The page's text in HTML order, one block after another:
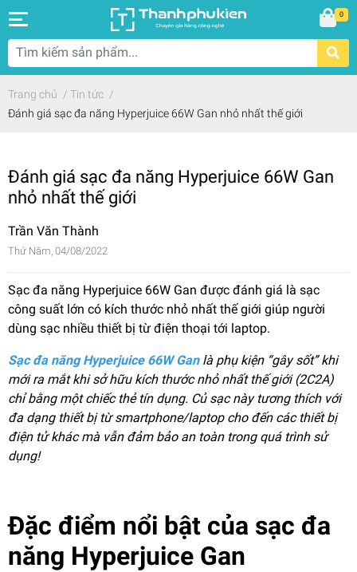
0
Trang chủ / Tin tức /
Đánh giá sạc đa năng Hyperjuice 66W Gan nhỏ nhất thế giới
Đánh giá sạc đa năng Hyperjuice 66W Gan
nhỏ nhất thế giới
Trần Văn Thành
Thứ Năm, 04/08/2022
Sạc đa năng Hyperjuice 66W Gan được đánh giá là sạc
công suất lớn có kích thước nhỏ nhất thế giới giúp người
dùng sạc nhiều thiết bị từ điện thoại tới laptop.
Sạc đa năng Hyperjuice 66W Ganlà phụ kiện “gây sốt” khi
mới ra mắt khi sở hữu kích thước nhỏ nhất thế giới (2C2A)
chỉ bằng một chiếc thẻ tín dụng. Củ sạc này tương thích với
đa dạng thiết bị từ smartphone/laptop cho đến các thiết bị
điện tử khác mà vẫn đảm bảo an toàn trong quá trình sử
dụng!
Đặc điểm nổi bật của sạc đa
năng Hyperjuice Gan